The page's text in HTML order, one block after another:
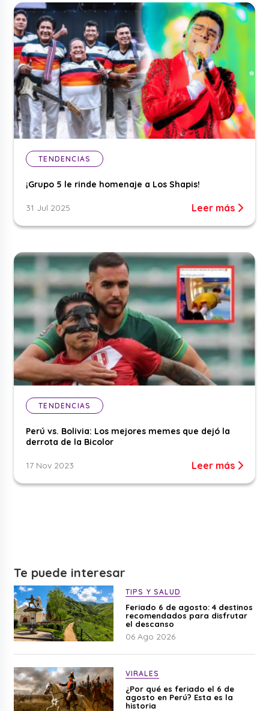
TENDENCIAS
¡Grupo 5 le rinde homenaje a Los Shapis!
31 Jul 2025 Leer más
TENDENCIAS
Perú vs. Bolivia: Los mejores memes que dejó la
derrota de la Bicolor
17 Nov 2023 Leer más
Te puede interesar
TIPS Y SALUD
Feriado 6 de agosto: 4 destinos
recomendados para disfrutar
el descanso
06 Ago 2026
VIRALES
¿Por qué es feriado el 6 de
agosto en Perú? Esta es la
historia